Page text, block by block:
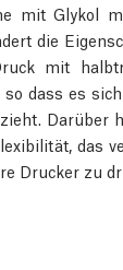
mit Glykol
die
mit
dass es
Darüber
das
Drucker zu